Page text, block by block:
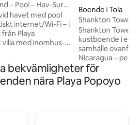
havet med pool
internet/Wi-Fi – i
Playa
med inomhus-
arbeta från
eller grupper
Boende i Tola
Shankton Tower |
Shankton Tower
kustboende i ett
samhälle ovanför
Nicaragua –
surfställen i
utformat för
snabbt Wi-Fi,
bekvämligheter för
nära Playa Popoyo